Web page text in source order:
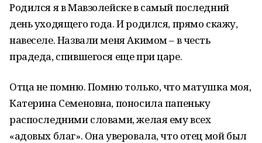
Родился я в Мавзолейске в самый последний
день уходящего года. И родился, прямо скажу,
навеселе. Назвали меня Акимом – в честь
прадеда, спившегося еще при царе.
Отца не помню. Помню только, что матушка моя,
Катерина Семеновна, поносила папеньку
распоследними словами, желая ему всех
«адовых благ». Она уверовала, что отец мой был